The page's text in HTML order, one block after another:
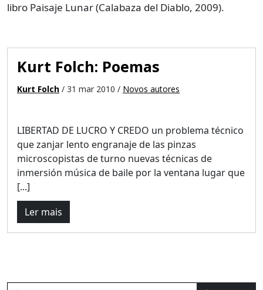
libro Paisaje Lunar (Calabaza del Diablo, 2009).
Kurt Folch: Poemas
Kurt Folch / 31 mar 2010 / Novos autores
LIBERTAD DE LUCRO Y CREDO un problema técnico
que zanjar lento engranaje de las pinzas
microscopistas de turno nuevas técnicas de
inmersión música de baile por la ventana lugar que
[...]
Ler mais